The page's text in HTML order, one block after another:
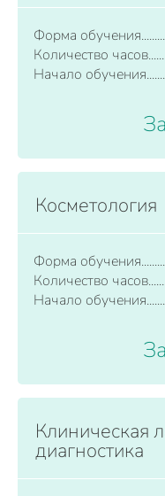
Форма обучения
Количество часов
Начало обучения
Косметология
Форма обучения
Количество часов
Начало обучения
Клиническая
диагностика